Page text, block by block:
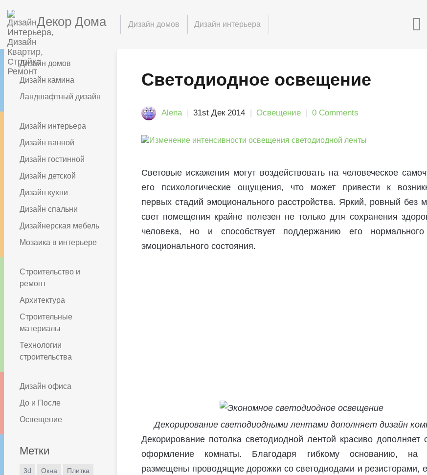
Декор Дома Дизайн домов Дизайн интерьера
Дизайн домов
Дизайн камина
Ландшафтный дизайн
Дизайн интерьера
Дизайн ванной
Дизайн гостинной
Дизайн детской
Дизайн кухни
Дизайн спальни
Дизайнерская мебель
Мозаика в интерьере
Строительство и
ремонт
Архитектура
Строительные
материалы
Технологии
строительства
Дизайн офиса
До и После
Освещение
Метки
3d Окна
Плитка
Светодиодное освещение
Alena 31st Дек 2014 Освещение 0 Comments
Световые искажения могут воздействовать на человеческое
его психологические ощущения, что может привести к
первых стадий эмоционального расстройства. Яркий, ровный без
свет помещения крайне полезен не только для сохранения
человека, но и способствует поддержанию его
эмоционального состояния.
Декорирование светодиодными лентами дополняет дизайн
Декорирование потолка светодиодной лентой красиво дополняет
оформление комнаты. Благодаря гибкому основанию, на
размещены проводящие дорожки со светодиодами и резисторами,